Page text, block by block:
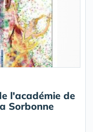
l'académie de
Sorbonne